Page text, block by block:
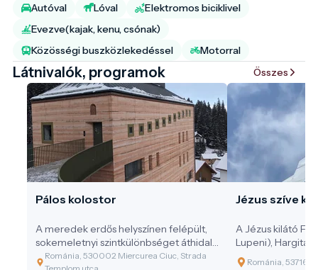
Autóval
Lóval
Elektromos biciklivel
Evezve(kajak, kenu, csónak)
Közösségi buszközlekedéssel
Motorral
Látnivalók, programok Összes
Pálos kolostor
A meredek erdős helyszínen felépült,
sokemeletnyi szintkülönbséget áthidaló
remeteházban „ház a házban" módon
Románia, 530002 Miercurea Ciuc, Strada
Jézus szíve
A Jézus kilátó
Lupeni), Hargita
Gordon-tetőn
Románia, 537165